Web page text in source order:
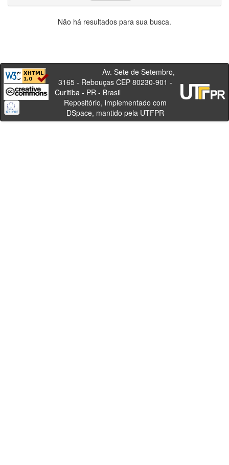
Não há resultados para sua busca.
Av. Sete de Setembro,
3165 - Rebouças CEP 80230-901 -
Curitiba - PR - Brasil
Repositório, implementado com
DSpace, mantido pela UTFPR